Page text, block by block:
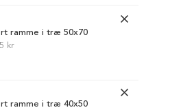
ramme i træ 50x70
kr
ramme i træ 40x50